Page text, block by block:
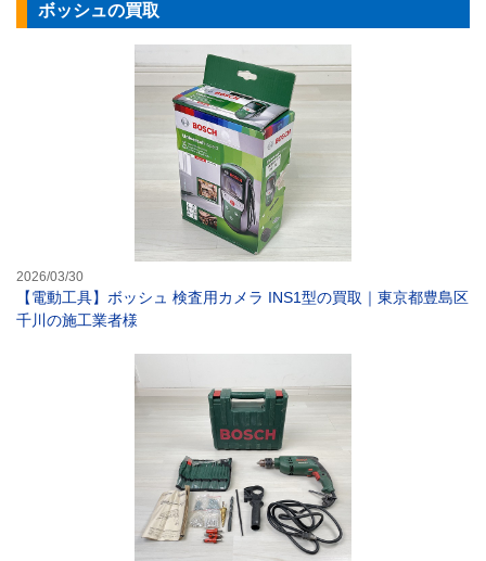
ボッシュの買取
2026/03/30
【電動工具】ボッシュ 検査用カメラ INS1型の買取｜東京都豊島区
千川の施工業者様